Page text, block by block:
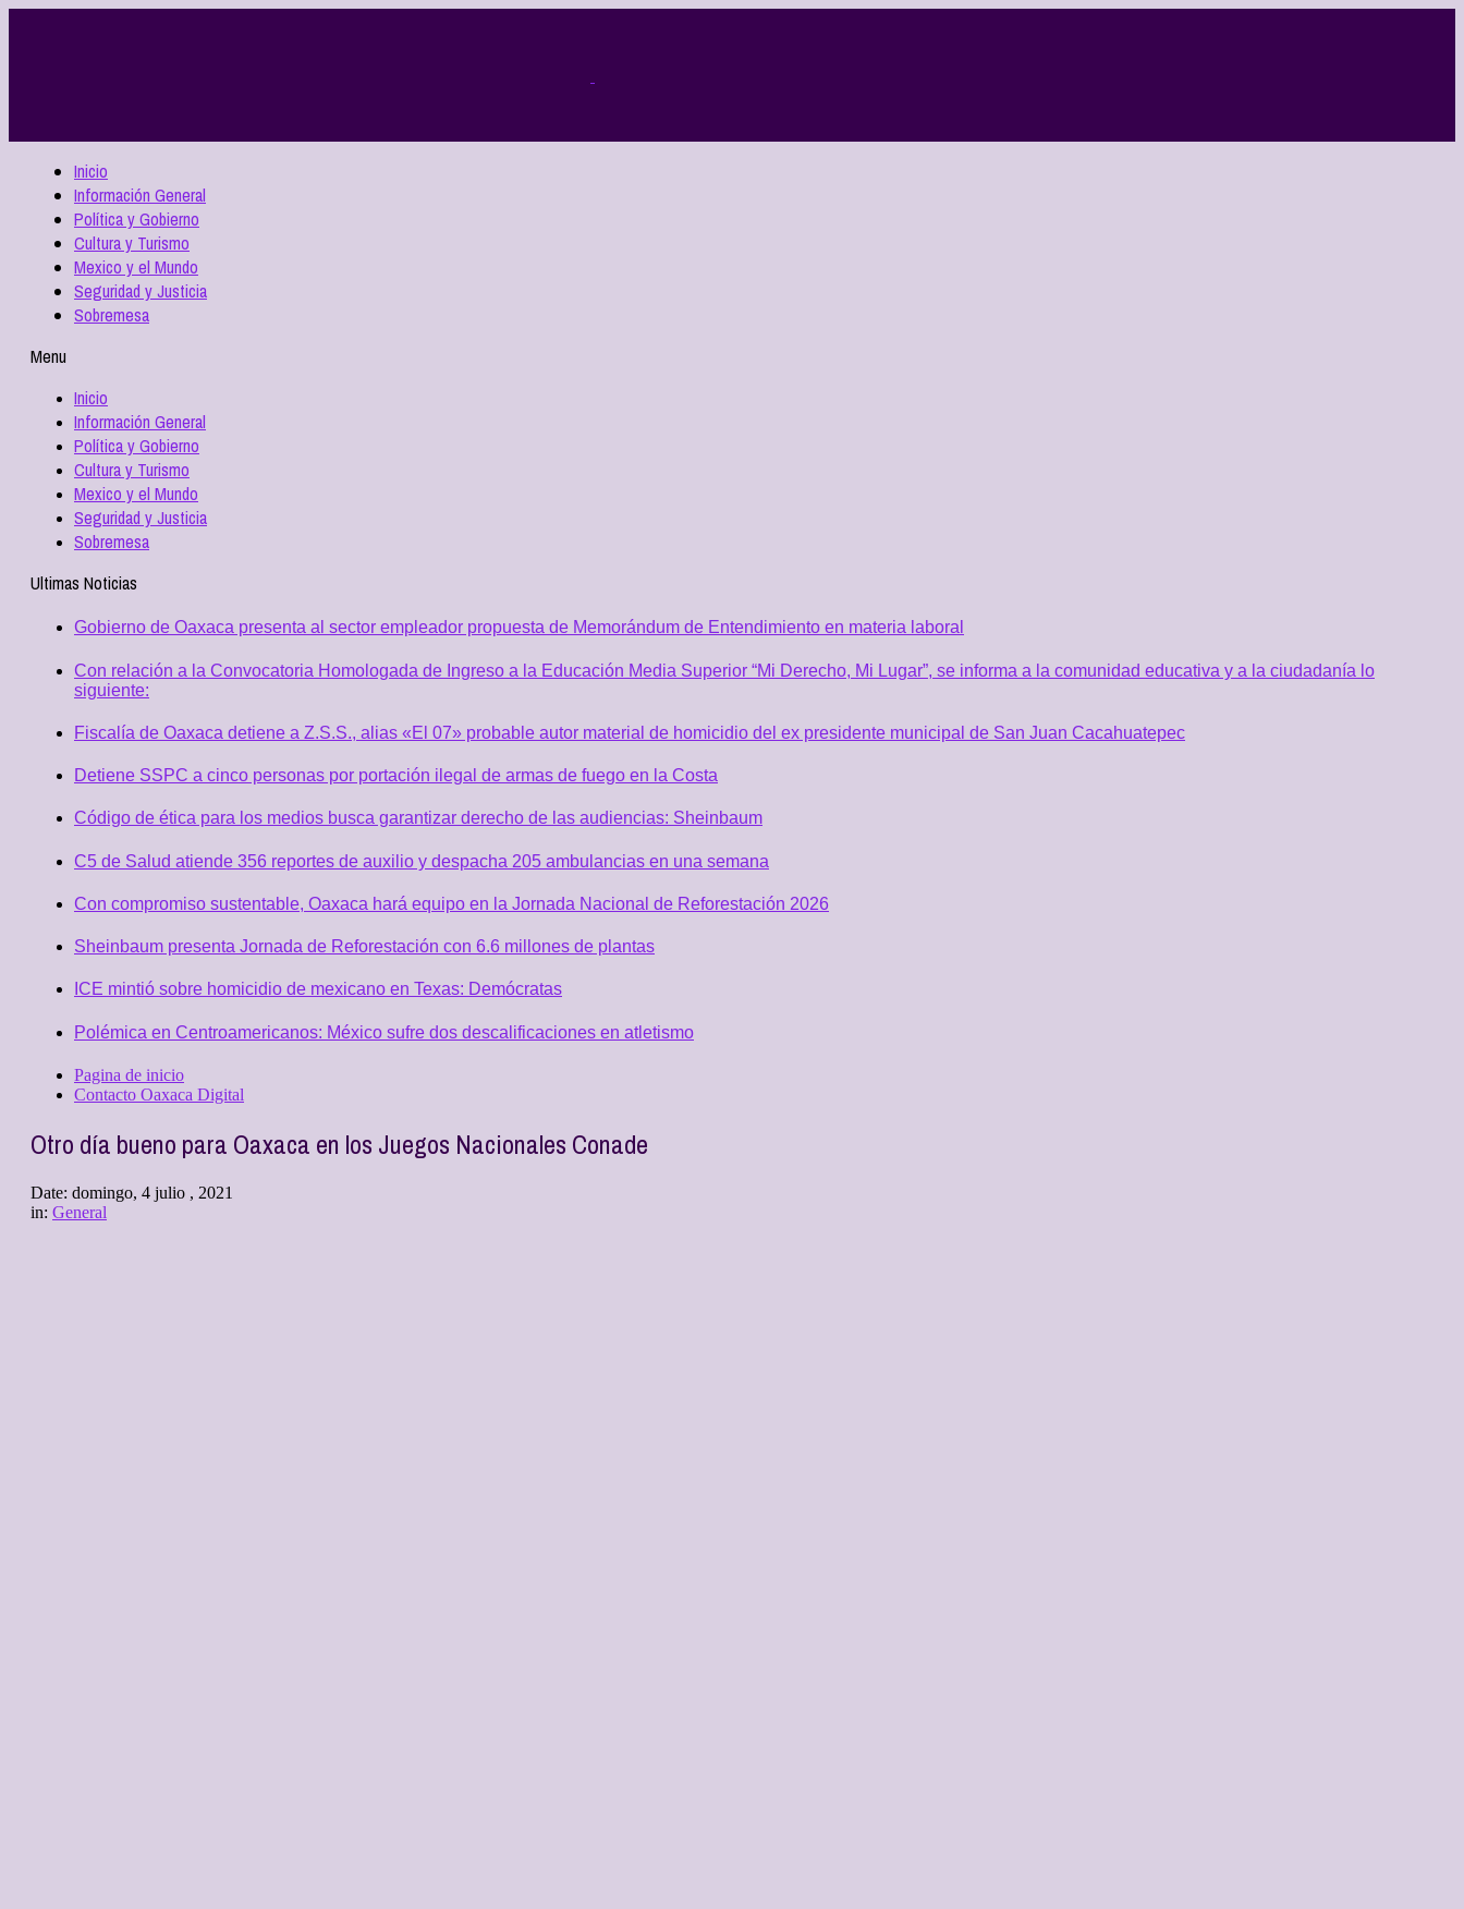
Inicio
Información General
Política y Gobierno
Cultura y Turismo
Mexico y el Mundo
Seguridad y Justicia
Sobremesa
Menu
Inicio
Información General
Política y Gobierno
Cultura y Turismo
Mexico y el Mundo
Seguridad y Justicia
Sobremesa
Ultimas Noticias
Gobierno de Oaxaca presenta al sector empleador propuesta de Memorándum de Entendimiento en materia laboral
Con relación a la Convocatoria Homologada de Ingreso a la Educación Media Superior “Mi Derecho, Mi Lugar”, se informa a la comunidad educativa y a la ciudadanía lo
siguiente:
Fiscalía de Oaxaca detiene a Z.S.S., alias «El 07» probable autor material de homicidio del ex presidente municipal de San Juan Cacahuatepec
Detiene SSPC a cinco personas por portación ilegal de armas de fuego en la Costa
Código de ética para los medios busca garantizar derecho de las audiencias: Sheinbaum
C5 de Salud atiende 356 reportes de auxilio y despacha 205 ambulancias en una semana
Con compromiso sustentable, Oaxaca hará equipo en la Jornada Nacional de Reforestación 2026
Sheinbaum presenta Jornada de Reforestación con 6.6 millones de plantas
ICE mintió sobre homicidio de mexicano en Texas: Demócratas
Polémica en Centroamericanos: México sufre dos descalificaciones en atletismo
Pagina de inicio
Contacto Oaxaca Digital
Otro día bueno para Oaxaca en los Juegos Nacionales Conade
Date: domingo, 4 julio , 2021
in: General